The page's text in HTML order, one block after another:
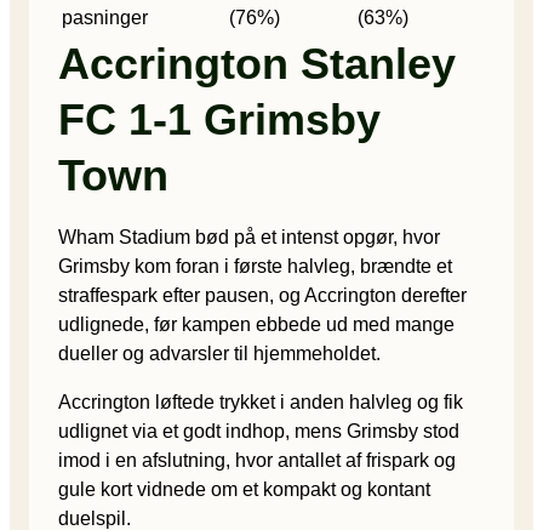
pasninger
(76%)
(63%)
Accrington Stanley
FC 1-1 Grimsby
Town
Wham Stadium bød på et intenst opgør, hvor
Grimsby kom foran i første halvleg, brændte et
straffespark efter pausen, og Accrington derefter
udlignede, før kampen ebbede ud med mange
dueller og advarsler til hjemmeholdet.
Accrington løftede trykket i anden halvleg og fik
udlignet via et godt indhop, mens Grimsby stod
imod i en afslutning, hvor antallet af frispark og
gule kort vidnede om et kompakt og kontant
duelspil.